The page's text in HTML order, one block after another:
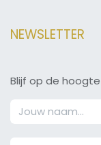
NEWSLETTER
Blijf op de hoogte